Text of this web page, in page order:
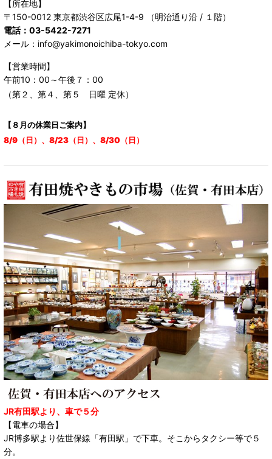
【所在地】
〒150-0012 東京都渋谷区広尾1-4-9 （明治通り沿 / １階）
電話：03-5422-7271
メール：info@yakimonoichiba-tokyo.com
【営業時間】
午前10：00～午後７：00
（第２、第４、第５ 日曜 定休）
【８月の休業日ご案内】
8/9（日）、8/23（日）、8/30（日）
JR有田駅より、車で５分
【電車の場合】
JR博多駅より佐世保線「有田駅」で下車。そこからタクシー等で５
分。